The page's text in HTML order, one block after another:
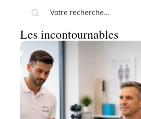
Les incontournables